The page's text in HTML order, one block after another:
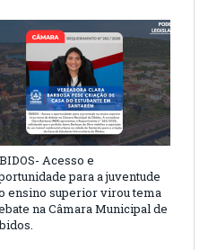
Acesso e
para a juventude
ensino superior virou tema
na Câmara Municipal de